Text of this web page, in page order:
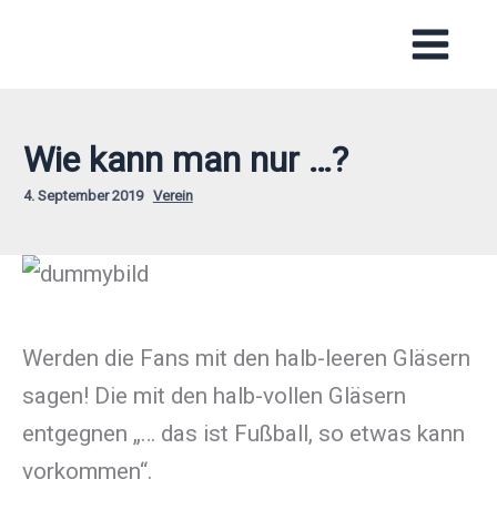
Wie kann man nur …?
4. September 2019 Verein
Werden die Fans mit den halb-leeren Gläsern
sagen! Die mit den halb-vollen Gläsern
entgegnen „… das ist Fußball, so etwas kann
vorkommen“.